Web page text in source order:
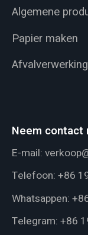
Algemene
Papier maken
Afvalverwerking
Neem contact
E-mail:
Telefoon: +86
Whatsappen:
Telegram: +86